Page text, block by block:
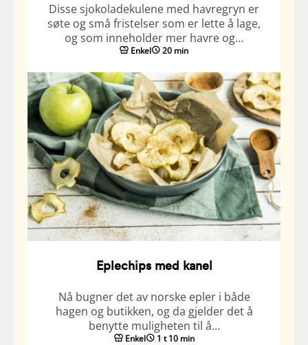
Disse sjokoladekulene med havregryn er
søte og små fristelser som er lette å lage,
og som inneholder mer havre og…
Enkel 20 min
Eplechips med kanel
Nå bugner det av norske epler i både
hagen og butikken, og da gjelder det å
benytte muligheten til å…
Enkel 1 t 10 min